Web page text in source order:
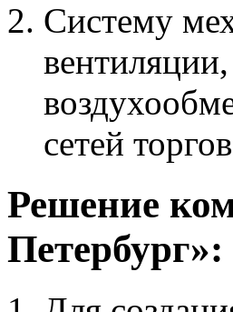
Систему
сетей
Решение
Петербург»: